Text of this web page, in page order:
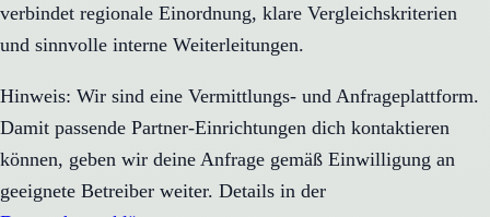
verbindet regionale Einordnung, klare Vergleichskriterien
und sinnvolle interne Weiterleitungen.
Hinweis: Wir sind eine Vermittlungs- und Anfrageplattform.
Damit passende Partner-Einrichtungen dich kontaktieren
können, geben wir deine Anfrage gemäß Einwilligung an
geeignete Betreiber weiter. Details in der